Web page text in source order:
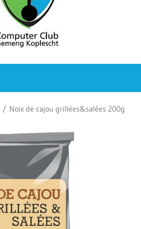
/ Noix de cajou grillées&salées 200g